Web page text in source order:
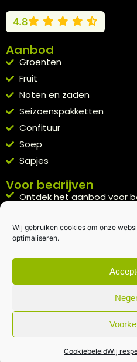
Wij gebruiken cookies om onze
optimaliseren.
CookiebeleidWij
4.8
Aanbod
Groenten
Fruit
Noten en zaden
Seizoenspakketten
Confituur
Soep
Sapjes
Voor bedrijven
Ontdek het aanbod voor
Kennismakingspakket
Blijft op de hoogte
Rechtstreeks van het veld
Inschrijven nieuwsbrief
Algemene voorwaarden|